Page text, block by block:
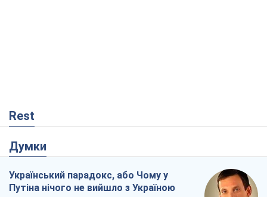
Rest
Думки
Український парадокс, або Чому у
Путіна нічого не вийшло з Україною